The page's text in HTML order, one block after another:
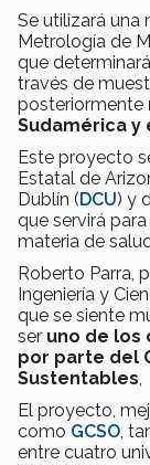
Se utilizará una
Metrología de
que
través de
posteriormente
Sudamérica y
Este proyecto
Estatal de
Dublín (DCU) y
que servirá
materia de
Roberto Parra,
Ingeniería y
que se siente
ser uno de los
por parte del
Sustentables
El proyecto,
como GCSO ,
entre cuatro